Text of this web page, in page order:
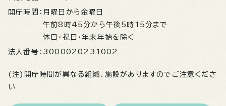
開庁時間： 月曜日から金曜日
午前8時45分から午後5時15分まで
休日・祝日・年末年始を除く
法人番号： 3000020231002
(注)開庁時間が異なる組織、施設がありますのでご注意くださ
い